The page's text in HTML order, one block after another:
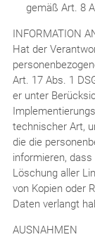
gemäß Art. 8
INFORMATION
Hat der
Art. 17 Abs. 1
er unter
technischer Art,
die die
informieren,
Löschung aller
von Kopien oder
Daten verlangt
AUSNAHMEN